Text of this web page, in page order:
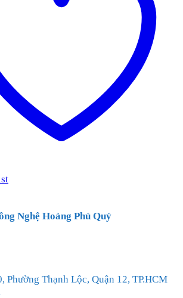
Nghệ Hoàng Phú Quý
Phường Thạnh Lộc, Quận 12, TP.HCM